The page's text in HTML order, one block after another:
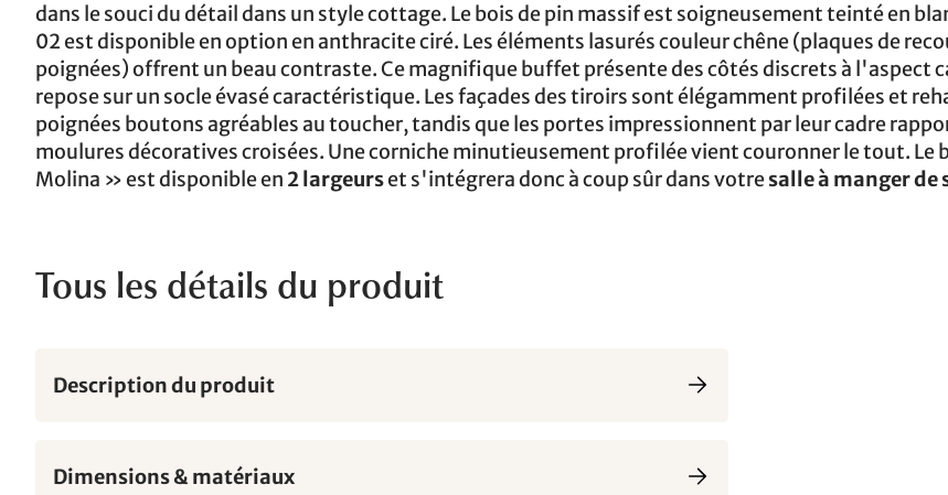
dans le souci du détail dans un style cottage. Le bois de pin massif est soigneusement teinté en
02 est disponible en option en anthracite ciré. Les éléments lasurés couleur chêne (plaques de
poignées) offrent un beau contraste. Ce magnifique buffet présente des côtés discrets à l'aspect
repose sur un socle évasé caractéristique. Les façades des tiroirs sont élégamment profilées et
poignées boutons agréables au toucher, tandis que les portes impressionnent par leur cadre
moulures décoratives croisées. Une corniche minutieusement profilée vient couronner le tout. Le
Molina » est disponible en 2 largeurset s'intégrera donc à coup sûr dans votresalle à manger de
Tous les détails du produit
Description du produit
Dimensions & matériaux